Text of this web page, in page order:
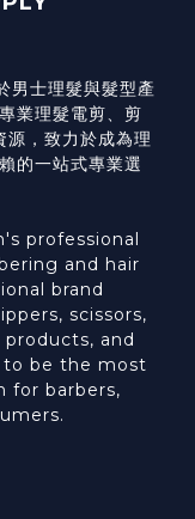
士理髮與髮型產
業理髮電剪、剪
源，致力於成為理
的一站式專業選
professional
and hair
brand
scissors,
and
to be the most
for barbers,